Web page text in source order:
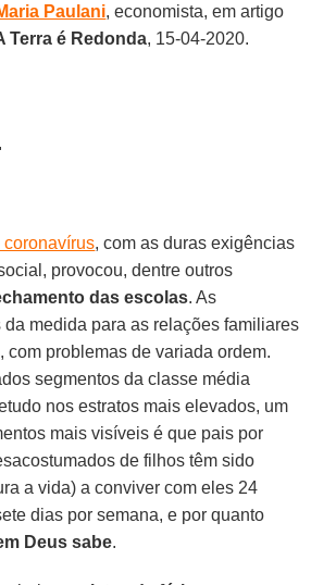
Paulani, economista, em artigo
Terra é Redonda, 15-04-2020.
coronavírus, com as duras exigências
provocou, dentre outros
das escolas. As
medida para as relações familiares
com problemas de variada ordem.
segmentos da classe média
nos estratos mais elevados, um
mais visíveis é que pais por
de filhos têm sido
a vida) a conviver com eles 24
dias por semana, e por quanto
Deus sabe.